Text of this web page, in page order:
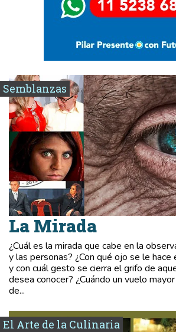
Semblanzas
La Mirada
¿Cuál es la mirada que cabe en la
y las personas? ¿Con qué ojo se le hace
y con cuál gesto se cierra el grifo de
desea conocer? ¿Cuándo un vuelo
de...
El Arte de la Culinaria